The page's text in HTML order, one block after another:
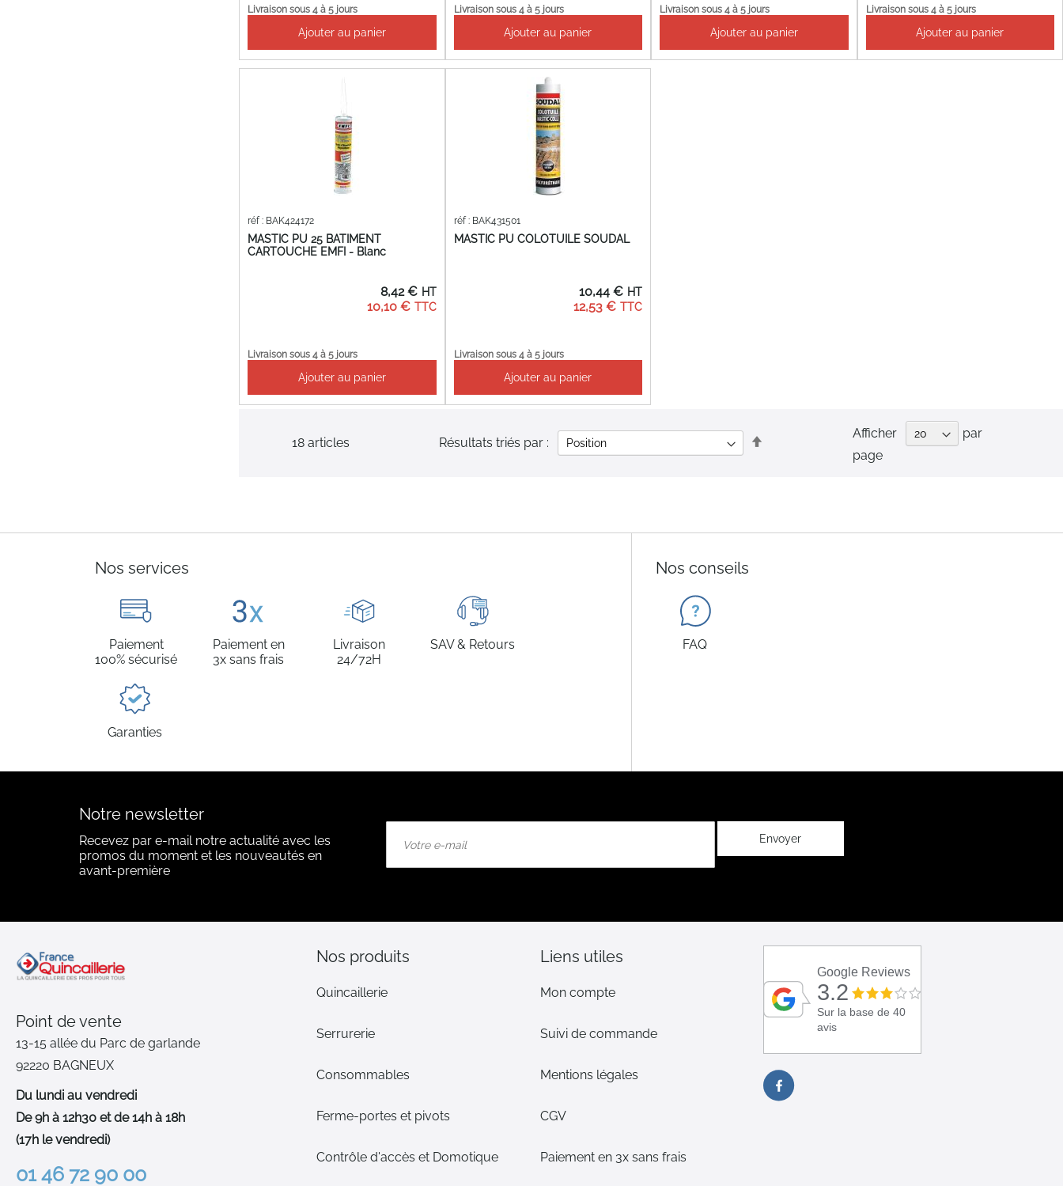
Livraison sous 4 à 5 jours
Ajouter au panier
Livraison sous 4 à 5 jours
Ajouter au panier
Livraison sous 4 à 5 jours
Ajouter au panier
Livraison sous 4 à 5 jours
Ajouter au panier
MASTIC PU 25 BATIMENT
CARTOUCHE EMFI - Blanc
réf : BAK424172
10,10 €
8,42 €
Livraison sous 4 à 5 jours
Ajouter au panier
MASTIC PU COLOTUILE SOUDAL
réf : BAK431501
12,53 €
10,44 €
Livraison sous 4 à 5 jours
Ajouter au panier
18articles Résultats triés par :
Afficher
par
page
Nos services
Paiement
100% sécurisé
Paiement en
3x sans frais
Livraison
24/72H
SAV & Retours
Garanties
Nos conseils
FAQ
Notre newsletter
Recevez par e-mail notre actualité avec les
promos du moment et les nouveautés en
avant-première
notre
:
Envoyer
Point de vente
13-15 allée du Parc de garlande
92220 BAGNEUX
Du lundi au vendredi
De 9h à 12h30 et de 14h à 18h
(17h le vendredi)
01 46 72 90 00
Nos produits
Quincaillerie
Serrurerie
Consommables
Ferme-portes et pivots
Contrôle d'accès et Domotique
Liens utiles
Mon compte
Suivi de commande
Mentions légales
CGV
Paiement en 3x sans frais
Google Reviews
3.2
Sur la base de 40
avis